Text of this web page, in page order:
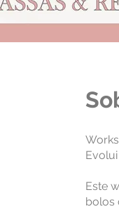
Este
bolos